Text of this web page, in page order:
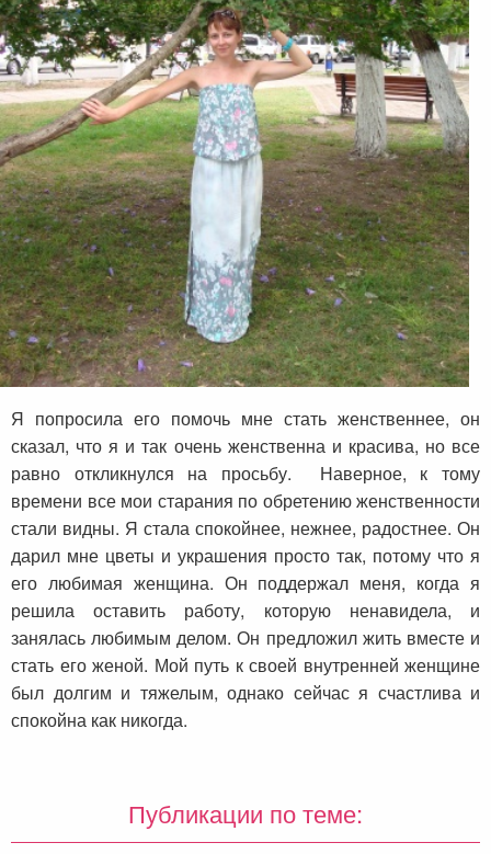
Я попросила его помочь мне стать женственнее, он
сказал, что я и так очень женственна и красива, но все
равно откликнулся на просьбу. Наверное, к тому
времени все мои старания по обретению женственности
стали видны. Я стала спокойнее, нежнее, радостнее. Он
дарил мне цветы и украшения просто так, потому что я
его любимая женщина. Он поддержал меня, когда я
решила оставить работу, которую ненавидела, и
занялась любимым делом. Он предложил жить вместе и
стать его женой. Мой путь к своей внутренней женщине
был долгим и тяжелым, однако сейчас я счастлива и
спокойна как никогда.
Публикации по теме: